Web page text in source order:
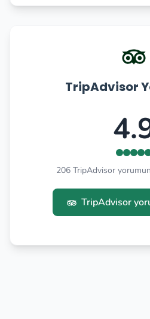
TripAdvisor
206 TripAdvisor
TripAdvisor